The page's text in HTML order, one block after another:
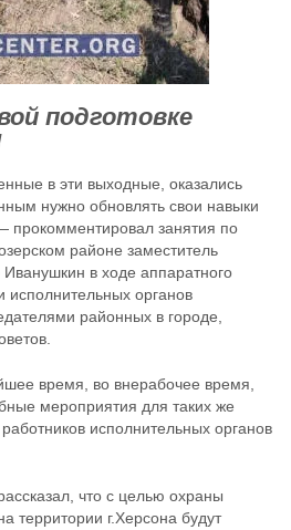
подготовке
в эти выходные, оказались
нужно обновлять свои навыки
занятия по
районе заместитель
Иванушкин в ходе аппаратного
органов
районных в городе,
время, во внерабочее время,
мероприятия для таких же
исполнительных органов
что с целью охраны
территории г.Херсона будут